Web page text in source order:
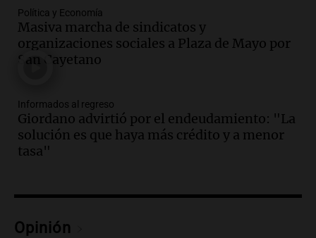
Audio.Borges, abogada de Pourrain:
"Tres hombres se lo llevaron para
hacerle preguntas y nunca regresó"
Una mañana para todos
metros del río Suquía y retiraron hasta
800 kilos de basura por jornada
Una mañana para todos
Episodios
firmó Jorge Messi para el primer
Una mañana para todos
Política y Economía
Masiva marcha de sindicatos y
organizaciones sociales a Plaza de Mayo por
San Cayetano
Informados al regreso
Giordano advirtió por el endeudamiento: "La
solución es que haya más crédito y a menor
tasa"
Opinión